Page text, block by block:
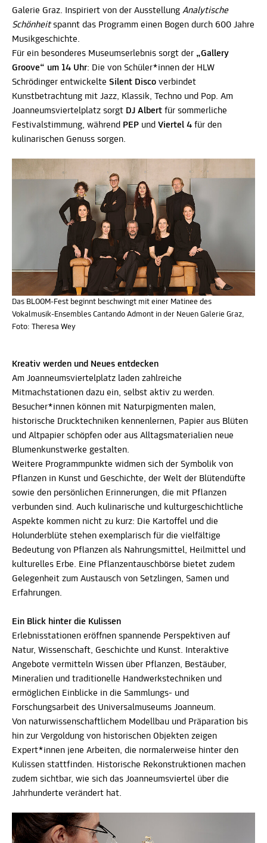
Galerie Graz. Inspiriert von der Ausstellung Analytische
Schönheitspannt das Programm einen Bogen durch 600 Jahre
Musikgeschichte.
Für ein besonderes Museumserlebnis sorgt der „Gallery
Groove“ um 14 Uhr: Die von Schüler*innen der HLW
Schrödinger entwickelte Silent Disco verbindet
Kunstbetrachtung mit Jazz, Klassik, Techno und Pop. Am
Joanneumsviertelplatz sorgt DJ Albert für sommerliche
Festivalstimmung, während PEP und Viertel 4 für den
kulinarischen Genuss sorgen.
Das BLOOM-Fest beginnt beschwingt mit einer Matinee des
Vokalmusik-Ensembles Cantando Admont in der Neuen Galerie Graz,
Foto: Theresa Wey
Kreativ werden und Neues entdecken
Am Joanneumsviertelplatz laden zahlreiche
Mitmachstationen dazu ein, selbst aktiv zu werden.
Besucher*innen können mit Naturpigmenten malen,
historische Drucktechniken kennenlernen, Papier aus Blüten
und Altpapier schöpfen oder aus Alltagsmaterialien neue
Blumenkunstwerke gestalten.
Weitere Programmpunkte widmen sich der Symbolik von
Pflanzen in Kunst und Geschichte, der Welt der Blütendüfte
sowie den persönlichen Erinnerungen, die mit Pflanzen
verbunden sind. Auch kulinarische und kulturgeschichtliche
Aspekte kommen nicht zu kurz: Die Kartoffel und die
Holunderblüte stehen exemplarisch für die vielfältige
Bedeutung von Pflanzen als Nahrungsmittel, Heilmittel und
kulturelles Erbe. Eine Pflanzentauschbörse bietet zudem
Gelegenheit zum Austausch von Setzlingen, Samen und
Erfahrungen.
Ein Blick hinter die Kulissen
Erlebnisstationen eröffnen spannende Perspektiven auf
Natur, Wissenschaft, Geschichte und Kunst. Interaktive
Angebote vermitteln Wissen über Pflanzen, Bestäuber,
Mineralien und traditionelle Handwerkstechniken und
ermöglichen Einblicke in die Sammlungs- und
Forschungsarbeit des Universalmuseums Joanneum.
Von naturwissenschaftlichem Modellbau und Präparation bis
hin zur Vergoldung von historischen Objekten zeigen
Expert*innen jene Arbeiten, die normalerweise hinter den
Kulissen stattfinden. Historische Rekonstruktionen machen
zudem sichtbar, wie sich das Joanneumsviertel über die
Jahrhunderte verändert hat.